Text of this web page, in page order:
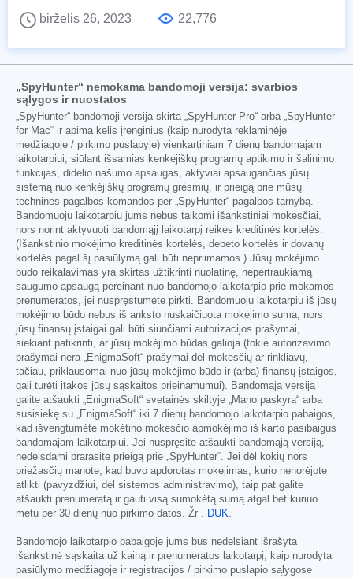
birželis 26, 2023
22,776
„SpyHunter“ nemokama bandomoji versija: svarbios
sąlygos ir nuostatos
„SpyHunter“ bandomoji versija skirta „SpyHunter Pro“ arba „SpyHunter
for Mac“ ir apima kelis įrenginius (kaip nurodyta reklaminėje
medžiagoje / pirkimo puslapyje) vienkartiniam 7 dienų bandomajam
laikotarpiui, siūlant išsamias kenkėjiškų programų aptikimo ir šalinimo
funkcijas, didelio našumo apsaugas, aktyviai apsaugančias jūsų
sistemą nuo kenkėjiškų programų grėsmių, ir prieigą prie mūsų
techninės pagalbos komandos per „SpyHunter“ pagalbos tarnybą.
Bandomuoju laikotarpiu jums nebus taikomi išankstiniai mokesčiai,
nors norint aktyvuoti bandomąjį laikotarpį reikės kreditinės kortelės.
(Išankstinio mokėjimo kreditinės kortelės, debeto kortelės ir dovanų
kortelės pagal šį pasiūlymą gali būti nepriimamos.) Jūsų mokėjimo
būdo reikalavimas yra skirtas užtikrinti nuolatinę, nepertraukiamą
saugumo apsaugą pereinant nuo bandomojo laikotarpio prie mokamos
prenumeratos, jei nuspręstumėte pirkti. Bandomuoju laikotarpiu iš jūsų
mokėjimo būdo nebus iš anksto nuskaičiuota mokėjimo suma, nors
jūsų finansų įstaigai gali būti siunčiami autorizacijos prašymai,
siekiant patikrinti, ar jūsų mokėjimo būdas galioja (tokie autorizavimo
prašymai nėra „EnigmaSoft“ prašymai dėl mokesčių ar rinkliavų,
tačiau, priklausomai nuo jūsų mokėjimo būdo ir (arba) finansų įstaigos,
gali turėti įtakos jūsų sąskaitos prieinamumui). Bandomąją versiją
galite atšaukti „EnigmaSoft“ svetainės skiltyje „Mano paskyra“ arba
susisiekę su „EnigmaSoft“ iki 7 dienų bandomojo laikotarpio pabaigos,
kad išvengtumėte mokėtino mokesčio apmokėjimo iš karto pasibaigus
bandomajam laikotarpiui. Jei nuspręsite atšaukti bandomąją versiją,
nedelsdami prarasite prieigą prie „SpyHunter“. Jei dėl kokių nors
priežasčių manote, kad buvo apdorotas mokėjimas, kurio nenorėjote
atlikti (pavyzdžiui, dėl sistemos administravimo), taip pat galite
atšaukti prenumeratą ir gauti visą sumokėtą sumą atgal bet kuriuo
metu per 30 dienų nuo pirkimo datos. Žr . DUK.
Bandomojo laikotarpio pabaigoje jums bus nedelsiant išrašyta
išankstinė sąskaita už kainą ir prenumeratos laikotarpį, kaip nurodyta
pasiūlymo medžiagoje ir registracijos / pirkimo puslapio sąlygose